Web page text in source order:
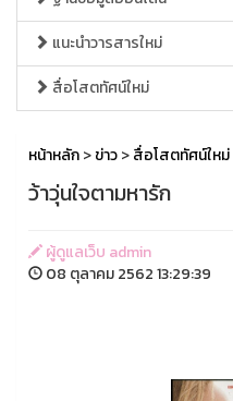
แนะนำวารสารใหม่
สื่อโสตทัศน์ใหม่
หน้าหลัก>ข่าว>สื่อโสตทัศน์ใหม่
ว้าวุ่นใจตามหารัก
ผู้ดูแลเว็บ admin
08 ตุลาคม 2562 13:29:39